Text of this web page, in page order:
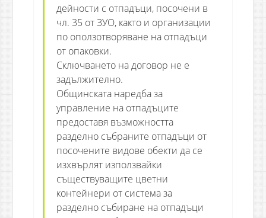
дейности с отпадъци, посочени в
чл. 35 от ЗУО, както и организации
по оползотворяване на отпадъци
от опаковки.
Сключването на договор не е
задължително.
Общинската наредба за
управление на отпадъците
предоставя възможността
разделно събраните отпадъци от
посочените видове обекти да се
изхвърлят използвайки
съществуващите цветни
контейнери от система за
разделно събиране на отпадъци